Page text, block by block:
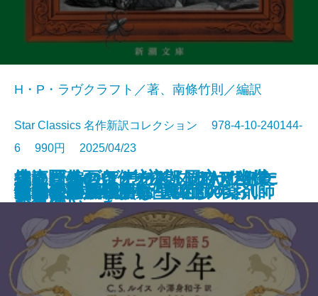
ナルニア国物語6 魔術師のおい
ゆるやかに生贄は
町内会死者蘇生事件
荒地の家族
鬼にきんつば─坊主と同心、幽世
しらべ─
大江戸春画ウォーズ UTAMARO
伝
編めば編むほどわたしはわたしに
なっていった
捜査圏外の条件─初期ミステリ傑
作集(三)─
夏日狂想
チャールズ・デクスター・ウォー
ド事件
H・P・ラヴクラフト／著、南條竹則／編訳
Star Classics 名作新訳コレクション 978-4-10-240144-
6 990円 2025/04/23
文庫電子書籍あり
ナルニア国物語5 馬と少年
罪の水際
あやかしの仇討ち 幽世の薬剤師
街とその不確かな壁〔上〕
街とその不確かな壁〔下〕
天路の旅人〔上〕
天路の旅人〔下〕
怪物
田沼と蔦重
ヤクザの子